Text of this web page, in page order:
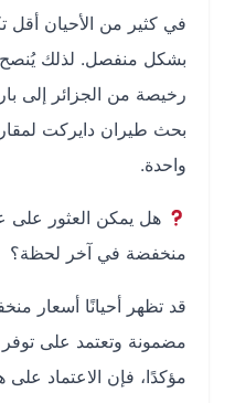
في كثير من الأحيان أقل
بشكل منفصل. لذلك يُنصح
رخيصة من الجزائر إلى باريس
بحث طيران دايركت لمقارنة
واحدة.
هل يمكن العثور على عروض
منخفضة في آخر لحظة؟
قد تظهر أحيانًا أسعار منخفضة
مضمونة وتعتمد على توفر
مؤكدًا، فإن الاعتماد على هذه